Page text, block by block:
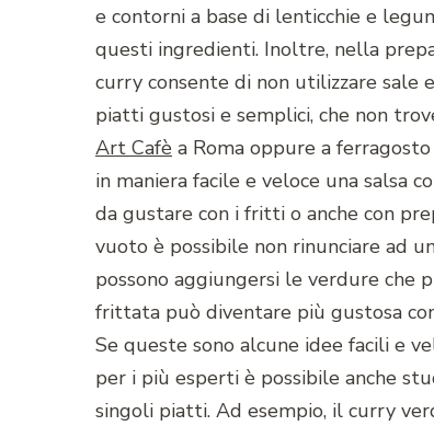
e contorni a base di lenticchie e
questi ingredienti. Inoltre, nella
curry consente di non utilizzare sale
piatti gustosi e semplici, che non
Art Cafè a Roma oppure a
in maniera facile e veloce una salsa
da gustare con i fritti o anche con
vuoto è possibile non rinunciare ad
possono aggiungersi le verdure che
frittata può diventare più gustosa
Se queste sono alcune idee facili e
per i più esperti è possibile anche
singoli piatti. Ad esempio, il curry